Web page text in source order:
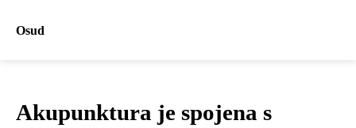
Osud
Akupunktura je spojena s